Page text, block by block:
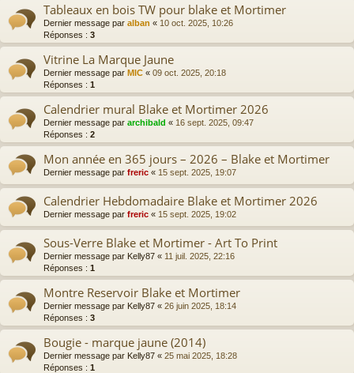
Tableaux en bois TW pour blake et Mortimer
Dernier message par alban « 10 oct. 2025, 10:26
Réponses : 3
Vitrine La Marque Jaune
Dernier message par MIC « 09 oct. 2025, 20:18
Réponses : 1
Calendrier mural Blake et Mortimer 2026
Dernier message par archibald « 16 sept. 2025, 09:47
Réponses : 2
Mon année en 365 jours – 2026 – Blake et Mortimer
Dernier message par freric « 15 sept. 2025, 19:07
Calendrier Hebdomadaire Blake et Mortimer 2026
Dernier message par freric « 15 sept. 2025, 19:02
Sous-Verre Blake et Mortimer - Art To Print
Dernier message par Kelly87 « 11 juil. 2025, 22:16
Réponses : 1
Montre Reservoir Blake et Mortimer
Dernier message par Kelly87 « 26 juin 2025, 18:14
Réponses : 3
Bougie - marque jaune (2014)
Dernier message par Kelly87 « 25 mai 2025, 18:28
Réponses : 1